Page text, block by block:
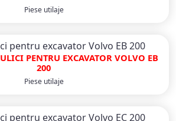
Piese utilaje
PENTRU EXCAVATOR VOLVO EB
200
Piese utilaje